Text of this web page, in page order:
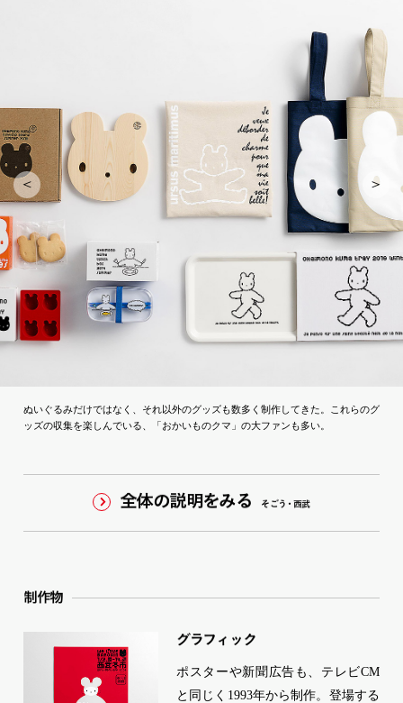
ぬいぐるみだけではなく、それ以外のグッズも数多く制作してきた。これらのグ
ッズの収集を楽しんでいる、「おかいものクマ」の大ファンも多い。
全体の説明をみる そごう ・ 西武
制作物
グラフ ィ ッ ク
ポスターや新聞広告も、テレビCM
と同じく1993年から制作。登場する